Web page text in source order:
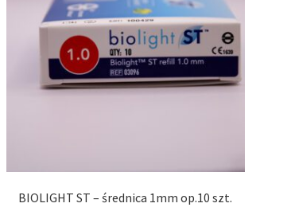
BIOLIGHT ST – średnica 1mm op.10 szt.